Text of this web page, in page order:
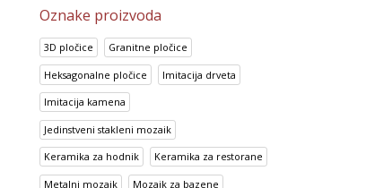
Oznake proizvoda
3D pločice Granitne pločice
Heksagonalne pločice Imitacija drveta
Imitacija kamena
Jedinstveni stakleni mozaik
Keramika za hodnik Keramika za restorane
Metalni mozaik Mozaik za bazene